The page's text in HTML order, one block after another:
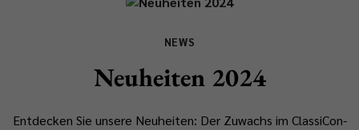
NEWS
Neuheiten 2024
Entdecken Sie unsere Neuheiten: Der Zuwachs im ClassiCon-